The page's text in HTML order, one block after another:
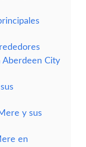
City
y sus
en